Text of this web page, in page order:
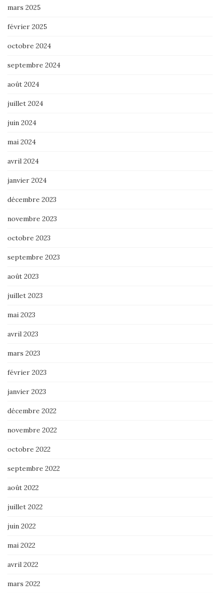
mars 2025
février 2025
octobre 2024
septembre 2024
août 2024
juillet 2024
juin 2024
mai 2024
avril 2024
janvier 2024
décembre 2023
novembre 2023
octobre 2023
septembre 2023
août 2023
juillet 2023
mai 2023
avril 2023
mars 2023
février 2023
janvier 2023
décembre 2022
novembre 2022
octobre 2022
septembre 2022
août 2022
juillet 2022
juin 2022
mai 2022
avril 2022
mars 2022